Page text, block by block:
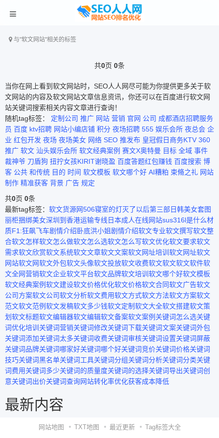
与"软文网站"相关的标签
共0页 0条
当你在网上看到软文网站时，SEO人人网尽可能为你提供更多关于软
文网站的内容及软文网站文章信息资讯，你还可以在百度进行软文网
站关键词搜索相关内容文章进行查询！
随机tag标签： 定制公司 推广 网站 营销 官网 公司 成都酒店招聘服务
员 百度 ktv招聘 网站小编店铺 积分 夜场招聘 555 娱乐会所 夜总会 企
业 红包开发 夜场 夜场美女 网络 SEO 推发布 皇冠假日商务KTV 360
推广 软文 汕头娱乐会所 软文经典案例 赛文X奥特曼 目标 全域 事件
裁神爷 刀盾狗 扭拧女孩KIRIT谢晓盈 百度答题红包赚钱 百度搜索 博
客 公共 和传统 目的 时间 软文模板 软文哪个好 AI糟粕 束脩之礼 网站
制作 精准获客 背景 广告 规定
共0页 0条
最新tag标签： 软文货源网506寝室的灯灭了以后第三部 日韩美女套图
丽柜捆绑美女深圳到香港运输专线 日本成人在线网站sus316l是什么材
质F1:狂飙飞车剧情介绍卧底洪小姐剧情介绍软文专业软文撰写软文整
合软文怎样软文怎么做软文怎么选软文怎么写软文优化软文要求软文
需求软文欣赏软文系统软文文章软文文案软文网址培训 软文网址软文
网站软文网软文外包软文头像软文投放软文收费软文软文软文软件软
文全网营销软文企业软文平台软文品牌软文培训 软文哪个好软文模板
软文经典案例软文建设软文价格优化软文价格软文合同软文广告软文
公司方案软文公司软文分析软文费用软文方式软文方法软文方案软文
范文软文范例软文发稿软文多少钱软文定制软文大全软文搭建软文策
划 软文标题软文编辑器软文编辑软文备案软文案例 关键词怎么选关键
词优化培训 关键词营销关键词修改关键词下载关键词文案关键词外包
关键词添加关键词太多关键词收费关键词审核关键词设置关键词屏蔽
关键词品牌关键词哪家好关键词哪个好关键词竞价关键词价格关键词
技巧关键词黑名单关键词工具关键词分组关键词分析关键词分类关键
词费用关键词多少关键词的质量度关键词的选择关键词导出关键词创
意关键词出价关键词查询网站转化率优化获客成本降低
最新内容
网站地图 TXT地图 最近更新 Tag标签大全